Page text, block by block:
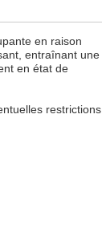
en raison
entraînant une
en état de
restrictions